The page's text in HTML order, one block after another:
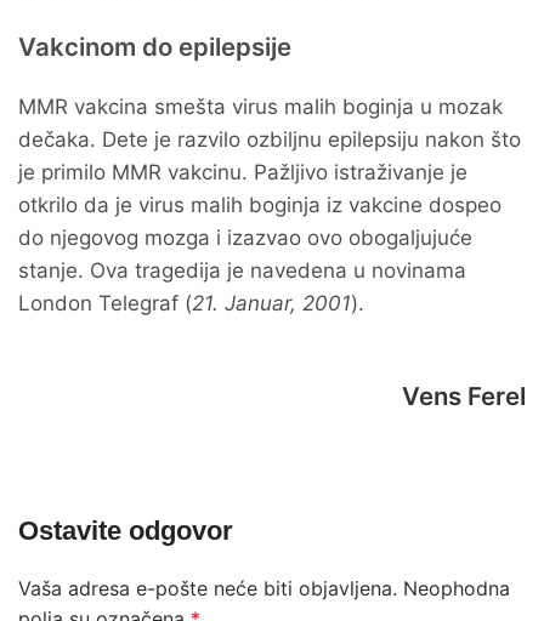
Vakcinom do epilepsije
MMR vakcina smešta virus malih boginja u mozak
dečaka. Dete je razvilo ozbiljnu epilepsiju nakon što
je primilo MMR vakcinu. Pažljivo istraživanje je
otkrilo da je virus malih boginja iz vakcine dospeo
do njegovog mozga i izazvao ovo obogaljujuće
stanje. Ova tragedija je navedena u novinama
London Telegraf (21. Januar, 2001).
Vens Ferel
Ostavite odgovor
Vaša adresa e-pošte neće biti objavljena. Neophodna